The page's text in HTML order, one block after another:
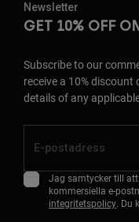
Newsletter
GET 10% OFF
Subscribe to our
receive a 10%
details of any
Jag samtycker till
kommersiella e-
integritetspolicy. Du